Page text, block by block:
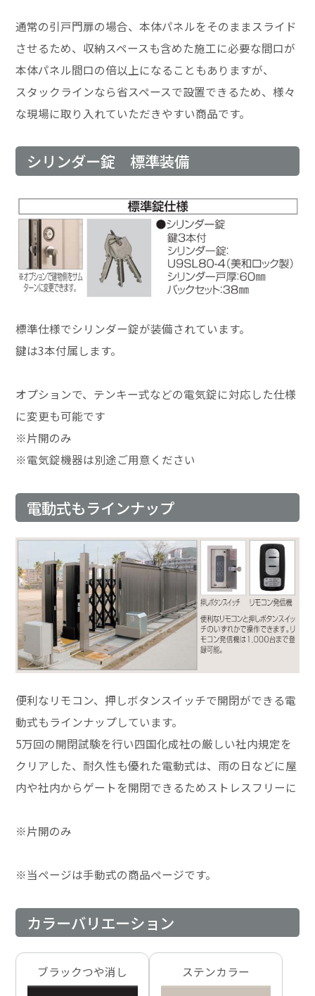
通常の引戸門扉の場合、本体パネルをそのままスライド
させるため、収納スペースも含めた施工に必要な間口が
本体パネル間口の倍以上になることもありますが、
スタックラインなら省スペースで設置できるため、様々
な現場に取り入れていただきやすい商品です。
シリンダー錠 標準装備
標準仕様でシリンダー錠が装備されています。
鍵は3本付属します。
オプションで、テンキー式などの電気錠に対応した仕様
に変更も可能です
※片開のみ
※電気錠機器は別途ご用意ください
電動式もラインナップ
便利なリモコン、押しボタンスイッチで開閉ができる電
動式もラインナップしています。
5万回の開閉試験を行い四国化成社の厳しい社内規定を
クリアした、耐久性も優れた電動式は、雨の日などに屋
内や社内からゲートを開閉できるためストレスフリーに
※片開のみ
※当ページは手動式の商品ページです。
カラーバリエーション
ブラックつや消し ステンカラー